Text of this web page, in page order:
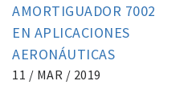
AMORTIGUADOR 7002
EN APLICACIONES
AERONÁUTICAS
11 / MAR / 2019